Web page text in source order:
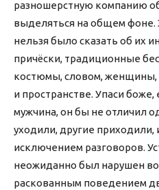
разношерстную компанию
выделяться на общем
нельзя было сказать об их
причёски, традиционные
костюмы, словом, женщины,
и пространстве. Упаси
мужчина, он бы не отличил
уходили, другие приходили,
исключением разговоров.
неожиданно был нарушен
раскованным поведением